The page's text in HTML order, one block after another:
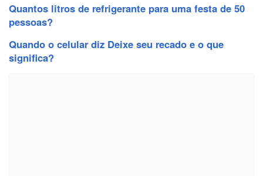
Quantos litros de refrigerante para uma festa de 50
pessoas?
Quando o celular diz Deixe seu recado e o que
significa?